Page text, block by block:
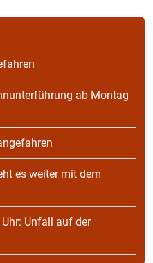
ab Montag
es weiter mit dem
Uhr: Unfall auf der